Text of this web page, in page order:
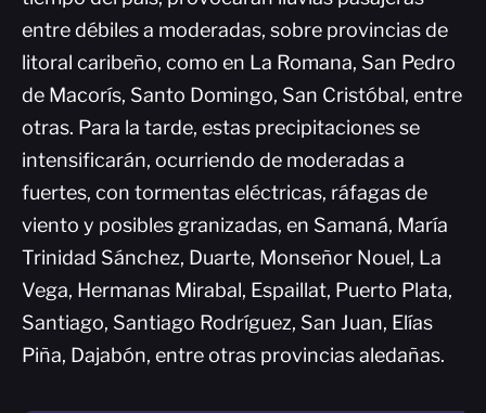
entre débiles a moderadas, sobre provincias de
litoral caribeño, como en La Romana, San Pedro
de Macorís, Santo Domingo, San Cristóbal, entre
otras. Para la tarde, estas precipitaciones se
intensificarán, ocurriendo de moderadas a
fuertes, con tormentas eléctricas, ráfagas de
viento y posibles granizadas, en Samaná, María
Trinidad Sánchez, Duarte, Monseñor Nouel, La
Vega, Hermanas Mirabal, Espaillat, Puerto Plata,
Santiago, Santiago Rodríguez, San Juan, Elías
Piña, Dajabón, entre otras provincias aledañas.